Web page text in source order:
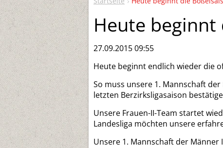
Heute beginnt
27.09.2015 09:55
Heute beginnt endlich wieder die
So muss unsere 1. Mannschaft
letzten Berzirksligasaison
Unsere Frauen-II-Team startet
Landesliga möchten unsere
Unsere 1. Mannschaft der